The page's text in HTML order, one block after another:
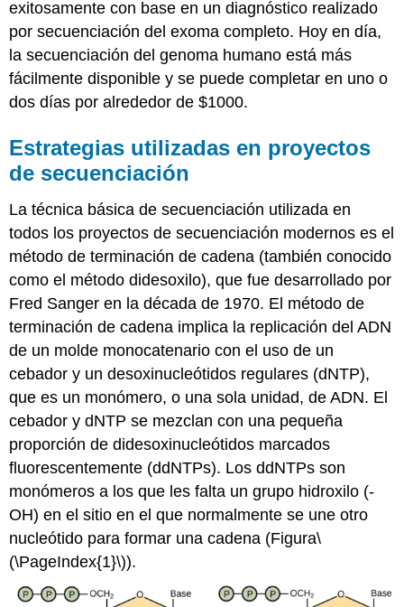
exitosamente con base en un diagnóstico realizado
por secuenciación del exoma completo. Hoy en día,
la secuenciación del genoma humano está más
fácilmente disponible y se puede completar en uno o
dos días por alrededor de $1000.
Estrategias utilizadas en proyectos
de secuenciación
La técnica básica de secuenciación utilizada en
todos los proyectos de secuenciación modernos es el
método de terminación de cadena (también conocido
como el método didesoxilo), que fue desarrollado por
Fred Sanger en la década de 1970. El método de
terminación de cadena implica la replicación del ADN
de un molde monocatenario con el uso de un
cebador y undesoxinucleótidos regulares (dNTP),
que es un monómero, o una sola unidad, de ADN. El
cebador y dNTP se mezclan con una pequeña
proporción dedidesoxinucleótidos marcados
fluorescentemente (ddNTPs). Los ddNTPs son
monómeros a los que les falta un grupo hidroxilo (-
OH) en el sitio en el que normalmente se une otro
nucleótido para formar una cadena (Figura\
(\PageIndex{1}\)).